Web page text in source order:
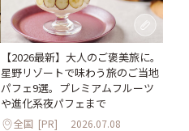
【2026最新】大人のご褒美旅に。
星野リゾートで味わう旅のご当地
パフェ9選。プレミアムフルーツ
や進化系夜パフェまで
全国 [PR] 2026.07.08